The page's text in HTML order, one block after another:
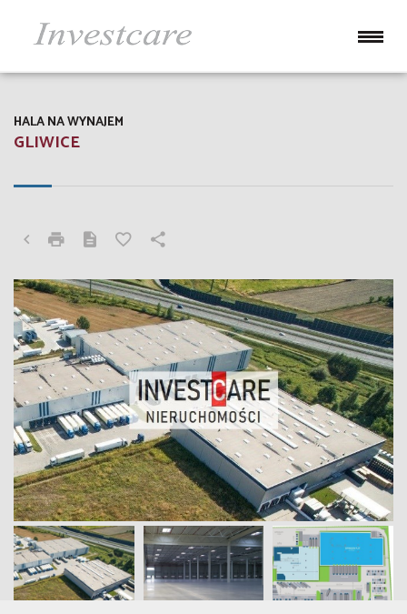
GLIWICE
HALA NA WYNAJEM